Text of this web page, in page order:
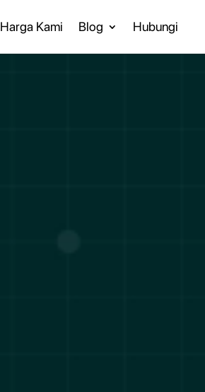
Harga Kami Blog Hubungi